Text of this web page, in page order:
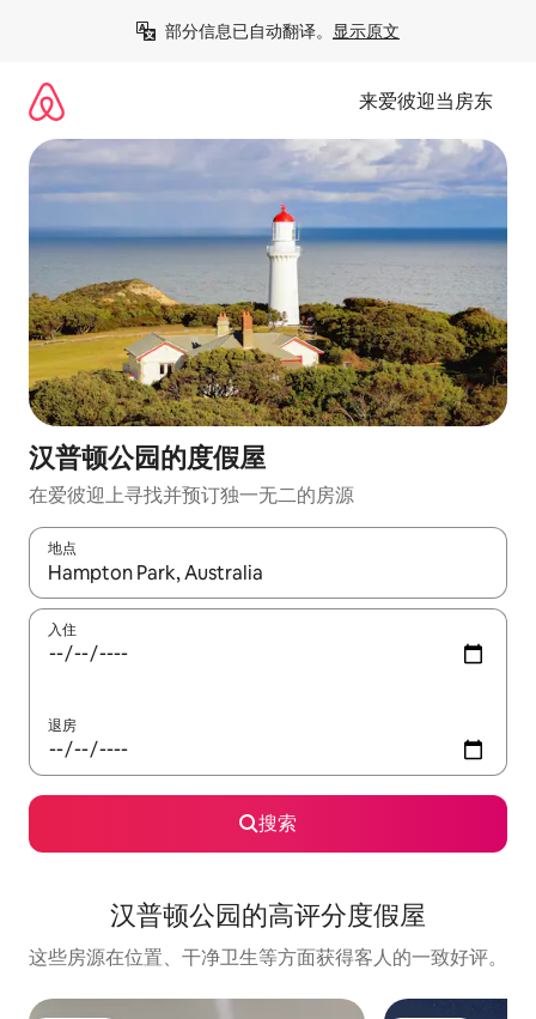
部分信息已自动翻译。 显示原文
来爱彼迎当房东
汉普顿公园的度假屋
在爱彼迎上寻找并预订独一无二的房源
地点
如有搜索结果，请使用上下方向键查看，或通过点击或滑动手势
入住
退房
搜索
汉普顿公园的高评分度假屋
这些房源在位置、干净卫生等方面获得客人的一致好评。